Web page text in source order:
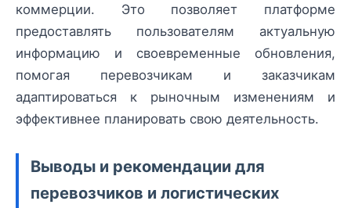
коммерции. Это позволяет платформе
предоставлять пользователям актуальную
информацию и своевременные обновления,
помогая перевозчикам и заказчикам
адаптироваться к рыночным изменениям и
эффективнее планировать свою деятельность.
Выводы и рекомендации для
перевозчиков и логистических